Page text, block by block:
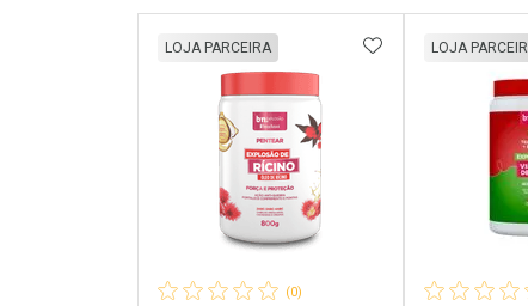
(0)
LOJA PARCEIRA ADICIONAR
LOJA